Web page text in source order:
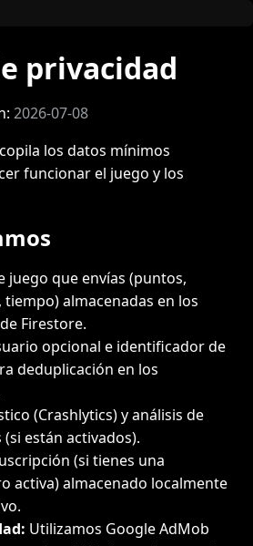
privacidad
2026-07-08
los datos mínimos
funcionar el juego y los
juego que envías (puntos,
almacenadas en los
Firestore.
opcional e identificador de
deduplicación en los
(Crashlytics) y análisis de
están activados).
(si tienes una
activa) almacenado localmente
Utilizamos Google AdMob